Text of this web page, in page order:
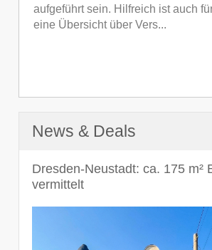
aufgeführt sein. Hilfreich ist auch
eine Übersicht über Vers...
News & Deals
Dresden-Neustadt: ca. 175 m²
vermittelt